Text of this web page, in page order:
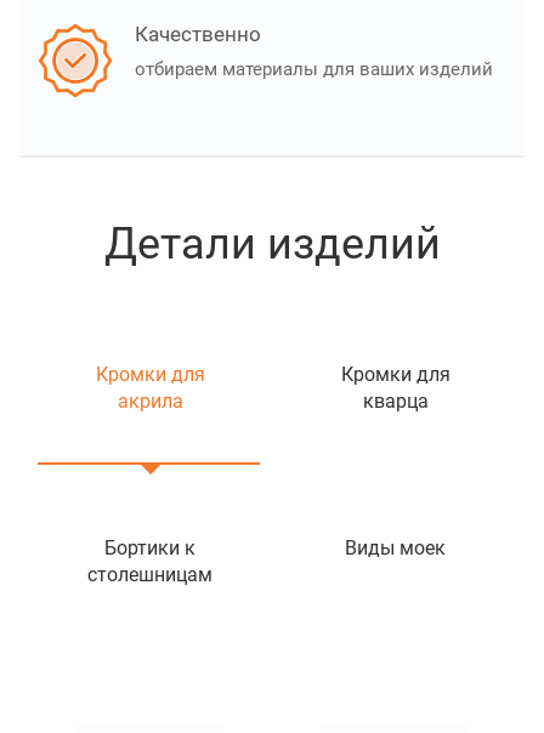
Качественно
отбираем материалы для ваших изделий
Детали изделий
Кромки для
акрила
Кромки для
кварца
Бортики к
столешницам
Виды моек